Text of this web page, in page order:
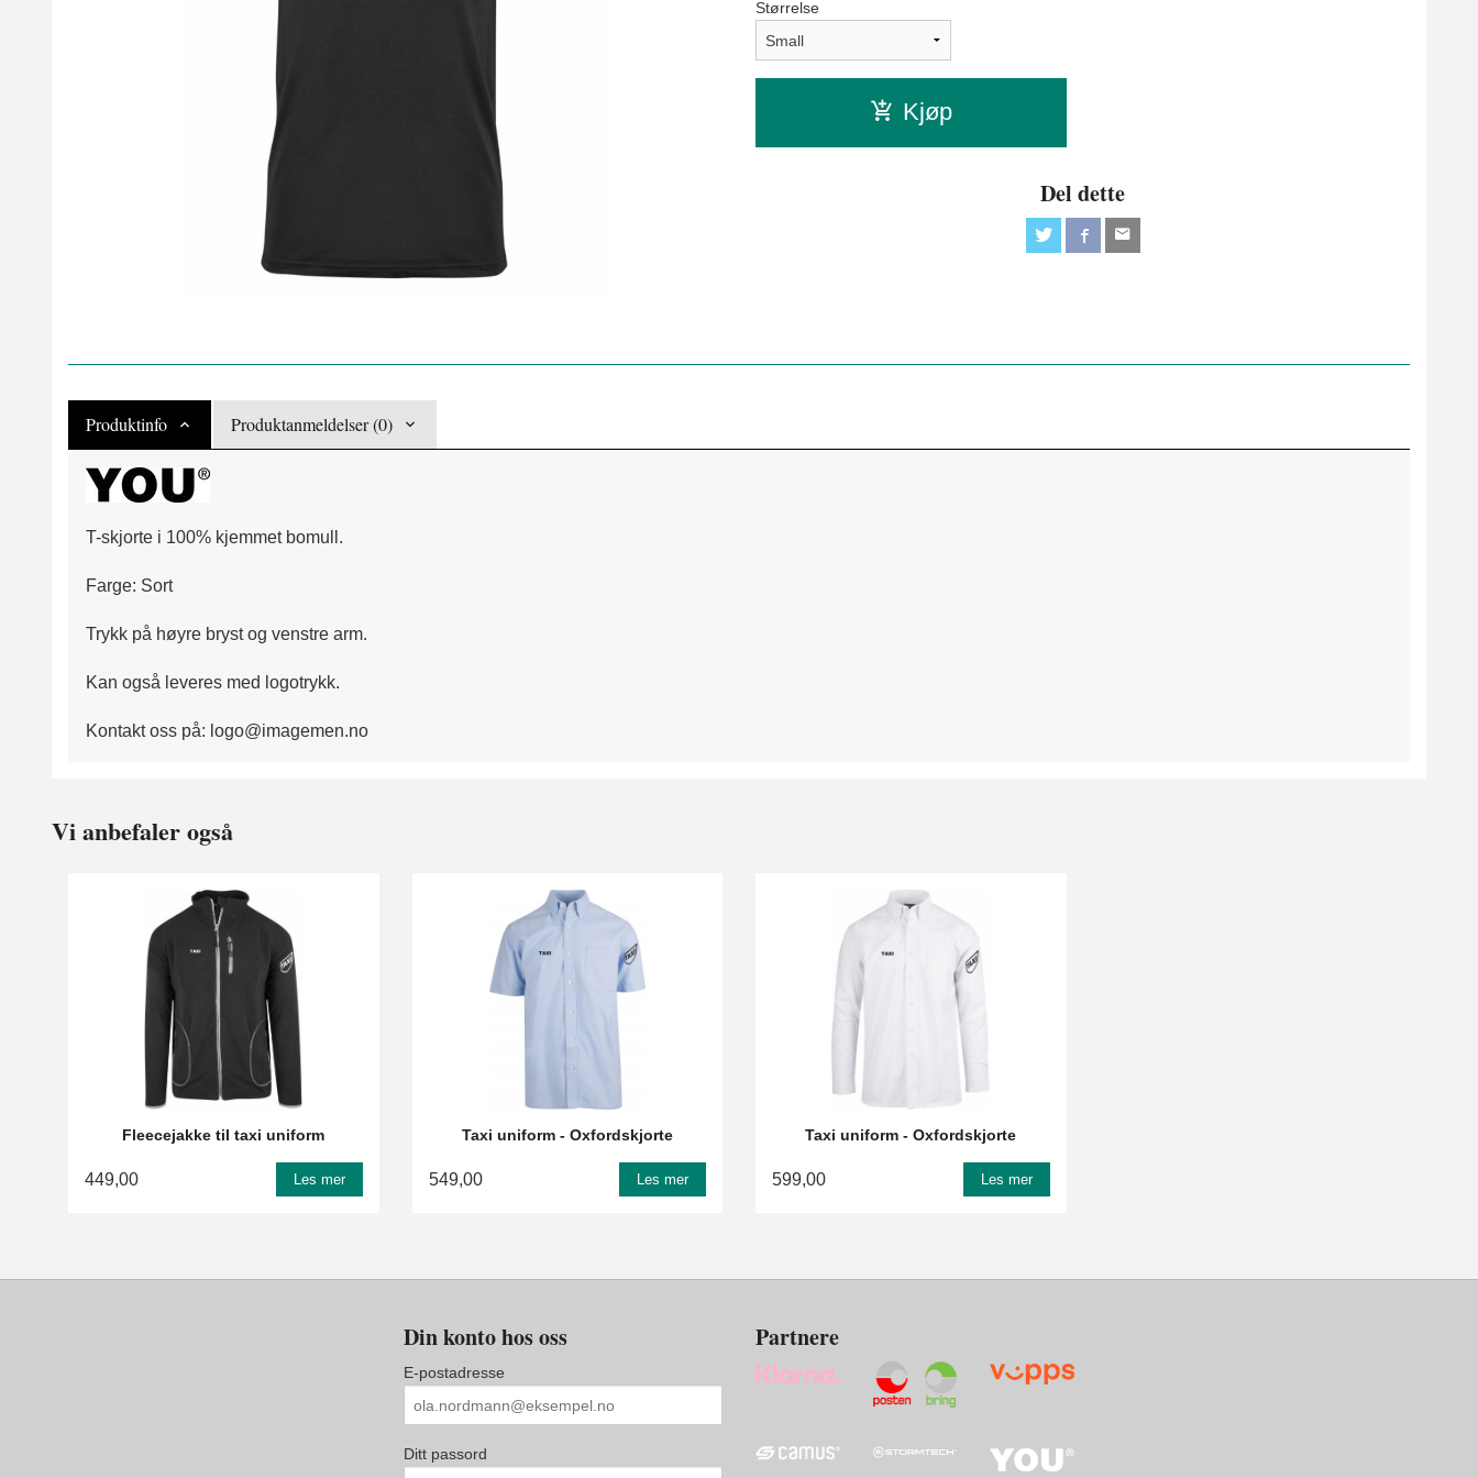
Størrelse
Kjøp
Del dette
Produktinfo Produktanmeldelser (0)
T-skjorte i 100% kjemmet bomull.
Farge: Sort
Trykk på høyre bryst og venstre arm.
Kan også leveres med logotrykk.
Kontakt oss på: logo@imagemen.no
Vi anbefaler også
Fleecejakke til taxi uniform
449,00 Les mer
Taxi uniform - Oxfordskjorte
549,00 Les mer
Taxi uniform - Oxfordskjorte
599,00 Les mer
Din konto hos oss
E-postadresse
Ditt passord
Partnere